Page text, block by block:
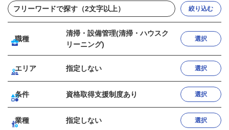
絞り込む
職種
清掃・設備管理(清掃・ハウスク
リーニング)
選択
エリア 指定しない 選択
条件 資格取得支援制度あり 選択
業種 指定しない 選択